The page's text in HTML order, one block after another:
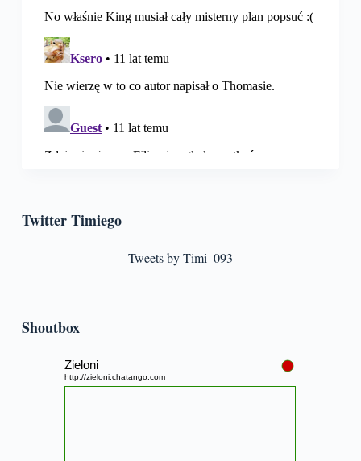
Twitter Timiego
Tweets by Timi_093
Shoutbox